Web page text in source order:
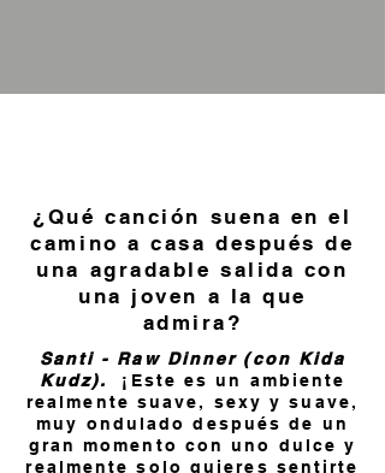
¿Qué canción suena en el
camino a casa después de
una agradable salida con
una joven a la que
admira?
Santi - Raw Dinner (con Kida
Kudz).
¡Este es un ambiente
realmente suave, sexy y suave,
muy ondulado después de un
gran momento con uno dulce y
realmente solo quieres sentirte